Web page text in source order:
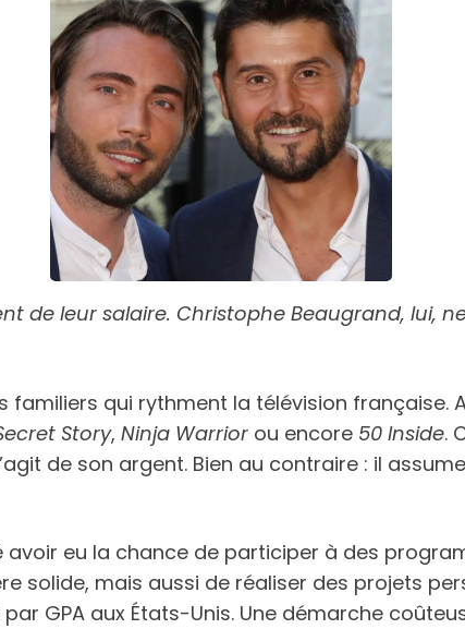
de leur salaire. Christophe Beaugrand, lui,
qui rythment la télévision française.
Story, Ninja Warrior ou encore 50 Inside.
de son argent. Bien au contraire : il
avoir eu la chance de participer à des
solide, mais aussi de réaliser des projets
GPA aux États-Unis. Une démarche